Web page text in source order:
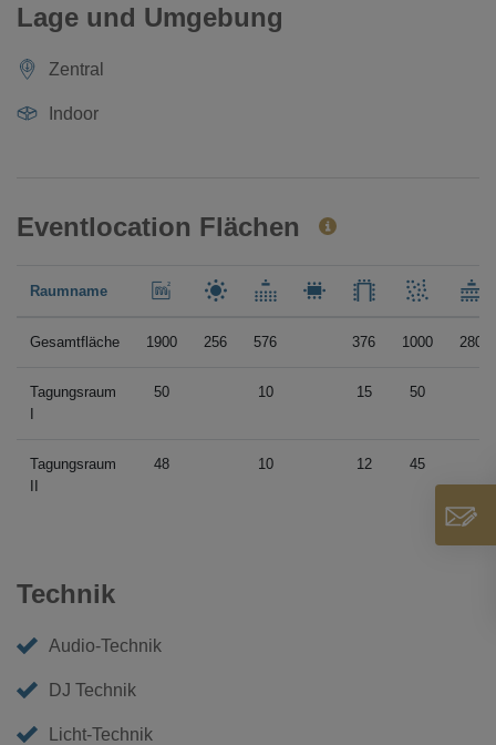
Lage und Umgebung
Zentral
Indoor
Eventlocation Flächen
Raumname
Gesamtfläche 1900 256 576 376 1000 280
Tagungsraum
I
50 10 15 50
Tagungsraum
II
48 10 12 45
Technik
Audio-Technik
DJ Technik
Licht-Technik